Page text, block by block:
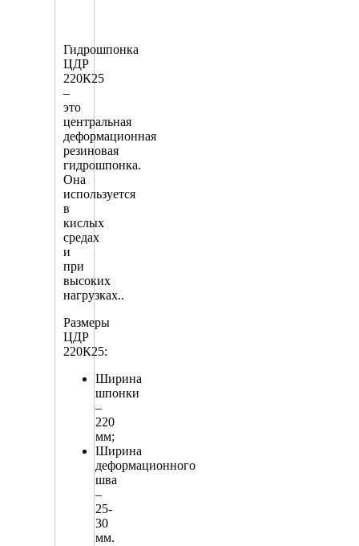
Гидрошпонка
ЦДР
220К25
–
это
центральная
деформационная
резиновая
гидрошпонка.
Она
используется
в
кислых
средах
и
при
высоких
нагрузках..
Размеры
ЦДР
220К25:
Ширина
шпонки
–
220
мм;
Ширина
деформационного
шва
–
25-
30
мм.